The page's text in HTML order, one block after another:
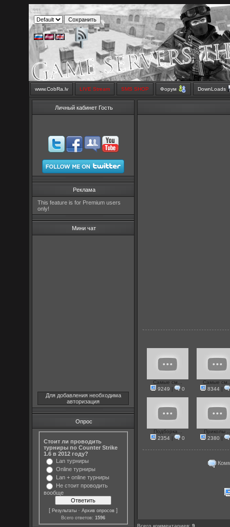
www.CobRa.lv LIVE Stream SMS SHOP Форум DownLoads
Личный кабинет Гость
Реклама
This feature is for Premium users
only!
Мини чат
Для добавления необходима
авторизация
Опрос
Стоит ли проводить
турниры по Counter Strike
1.6 в 2012 году?
Lan турниры
Online турниры
Lan + online турниры
Не стоит проводить
вообще
[Результаты ·Архив опросов ]
Всего ответов:1596
Самые см...
9249 | 0
Самые
8344 |
Подборка...
2354 | 0
Приколы
2380 |
Всего комментариев:9